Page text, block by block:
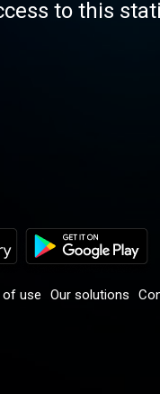
to this
of use Our solutions